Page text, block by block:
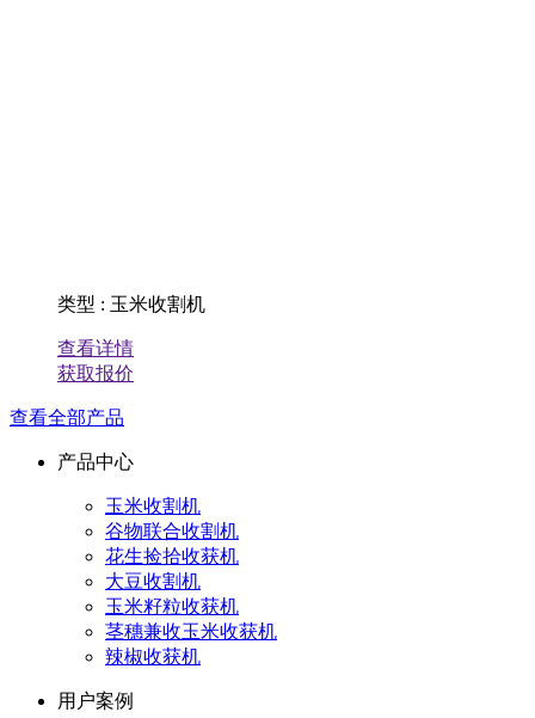
类型 : 玉米收割机
查看详情
获取报价
查看全部产品
产品中心
玉米收割机
谷物联合收割机
花生捡拾收获机
大豆收割机
玉米籽粒收获机
茎穗兼收玉米收获机
辣椒收获机
用户案例